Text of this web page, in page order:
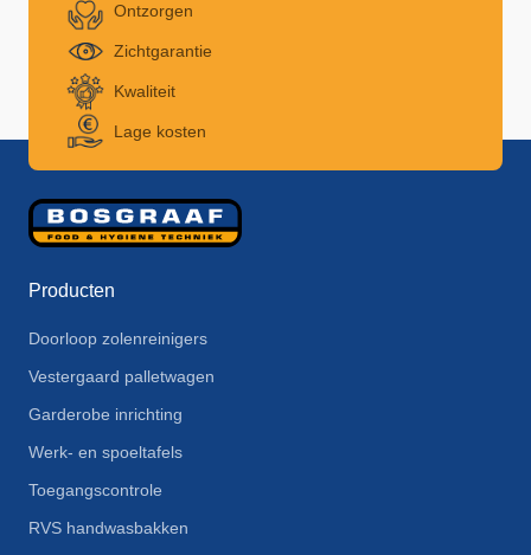
Ontzorgen
Zichtgarantie
Kwaliteit
Lage kosten
Producten
Doorloop zolenreinigers
Vestergaard palletwagen
Garderobe inrichting
Werk- en spoeltafels
Toegangscontrole
RVS handwasbakken